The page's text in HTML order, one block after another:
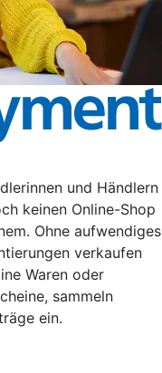
und Händlern
keinen Online-Shop
Ohne aufwendiges
verkaufen
Waren oder
sammeln
ein.